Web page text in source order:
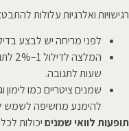
רגישויות ואלרגיות עלולות
לפני מריחה יש לבצע
שעות לתגובה.
שמנים ציטריים כמו לימון
להימנע מחשיפה לשמש
תופעות לוואי שמניםיכולות